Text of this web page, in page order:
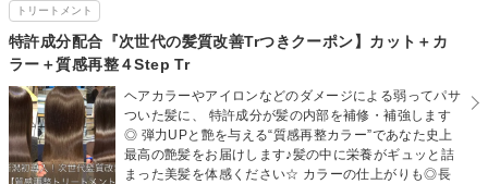
トリートメント
特許成分配合『次世代の髪質改善Trつきクーポン】カット＋カ
ラー＋質感再整４Step Tr
ヘアカラーやアイロンなどのダメージによる弱ってパサ
ついた髪に、 特許成分が髪の内部を補修・補強します
◎ 弾力UPと艶を与える“質感再整カラー”であなた史上
最高の艶髪をお届けします♪髪の中に栄養がギュッと詰
まった美髪を体感ください☆ カラーの仕上がりも◎長